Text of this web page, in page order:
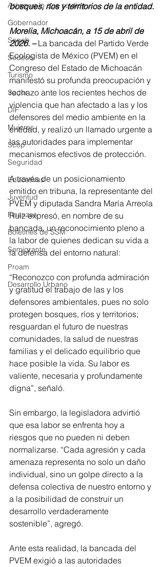
Así se ve lo que se dice...
Gobernador
Segob
Sedeco
Turismo
Sader
DIF
Mujeres
Scop
Seguridad
Educativas
Juventud
Finanzas
Boletines de SSM
Semigrante
Proam
Desarrollo Urbano
bosques, ríos y territorios de la entidad.
Morelia, Michoacán, a 15 de abril de
2026. – La bancada del Partido Verde
Ecologista de México (PVEM) en el
Congreso del Estado de Michoacán
manifestó su profunda preocupación y
rechazo ante los recientes hechos de
violencia que han afectado a las y los
defensores del medio ambiente en la
entidad, y realizó un llamado urgente a
las autoridades para implementar
mecanismos efectivos de protección.
A través de un posicionamiento
emitido en tribuna, la representante del
PVEM y diputada Sandra María Arreola
Ruiz expresó, en nombre de su
bancada, un reconocimiento pleno a
la labor de quienes dedican su vida a
la defensa del entorno natural:
“Reconozco con profunda admiración
y gratitud el trabajo de las y los
defensores ambientales, pues no solo
protegen bosques, ríos y territorios;
resguardan el futuro de nuestras
comunidades, la salud de nuestras
familias y el delicado equilibrio que
hace posible la vida. Su labor es
valiente, necesaria y profundamente
digna”, señaló.
Sin embargo, la legisladora advirtió
que esa labor se enfrenta hoy a
riesgos que no pueden ni deben
normalizarse. “Cada agresión y cada
amenaza representa no solo un daño
individual, sino un golpe directo a la
defensa colectiva de nuestro entorno y
a la posibilidad de construir un
desarrollo verdaderamente
sostenible”, agregó.
Ante esta realidad, la bancada del
PVEM exigió a las autoridades